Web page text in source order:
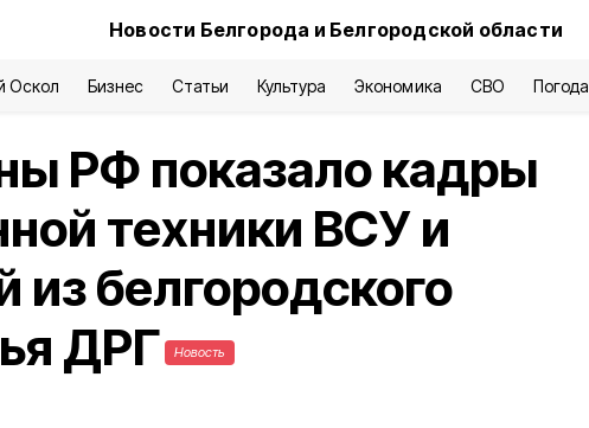
Новости Белгорода и Белгородской области
Оскол Бизнес Статьи Культура Экономика СВО Погода
РФ показало кадры
техники ВСУ и
белгородского
ДРГ
Новость